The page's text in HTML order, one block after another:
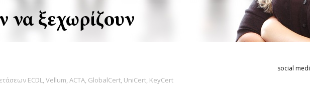
ECDL, Vellum, ACTA, GlobalCert, UniCert, KeyCert
social